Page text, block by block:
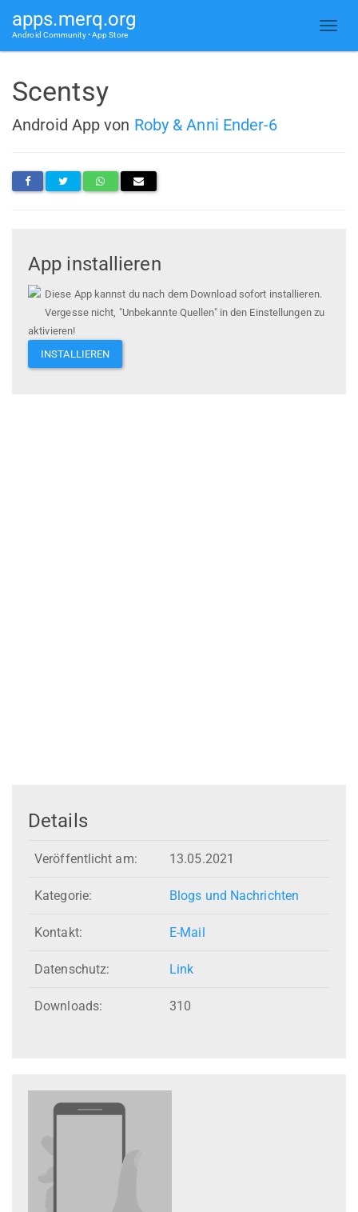
apps.merq.org
Android Community • App Store
Scentsy
Android App von Roby & Anni Ender-6
App installieren
Diese App kannst du nach dem Download sofort installieren.
Vergesse nicht, "Unbekannte Quellen" in den Einstellungen zu
aktivieren!
INSTALLIEREN
Details
Veröffentlicht am: 13.05.2021
Kategorie: Blogs und Nachrichten
Kontakt: E-Mail
Datenschutz: Link
Downloads: 310